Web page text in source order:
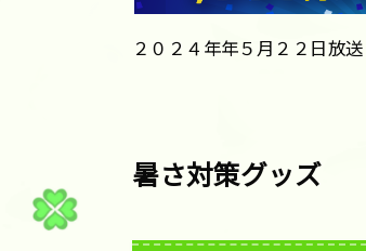
２０２４年年５月２２日放
暑さ対策グッズ